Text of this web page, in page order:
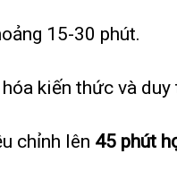
15-30 phút.
kiến thức và
chỉnh lên 45 phút